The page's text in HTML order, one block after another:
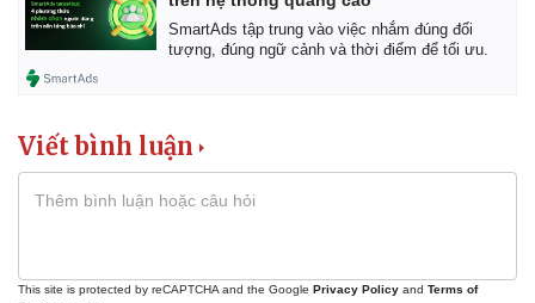
SmartAds tập trung vào việc nhắm đúng đối
tượng, đúng ngữ cảnh và thời điểm để tối ưu.
Viết bình luận
This site is protected by reCAPTCHA and the Google Privacy Policy and Terms of